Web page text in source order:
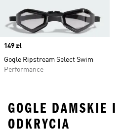
Price
149 zł
Gogle Ripstream Select Swim
Performance
GOGLE DAMSKIE I
ODKRYCIA